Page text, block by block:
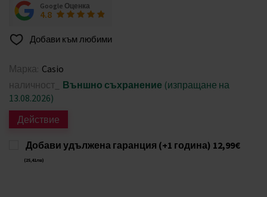
Google Оценка
4.8
Добави към любими
Марка: Casio
наличност_
Външно съхранение (изпращане на
13.08.2026)
Действие
Добави удължена гаранция (+1 година) 12,99€
(25,41лв)